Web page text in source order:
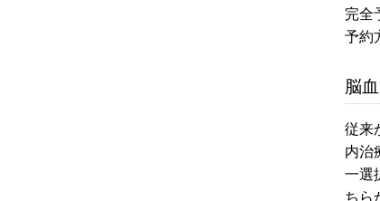
完全
予約
脳
従来
内治
一選
ちら